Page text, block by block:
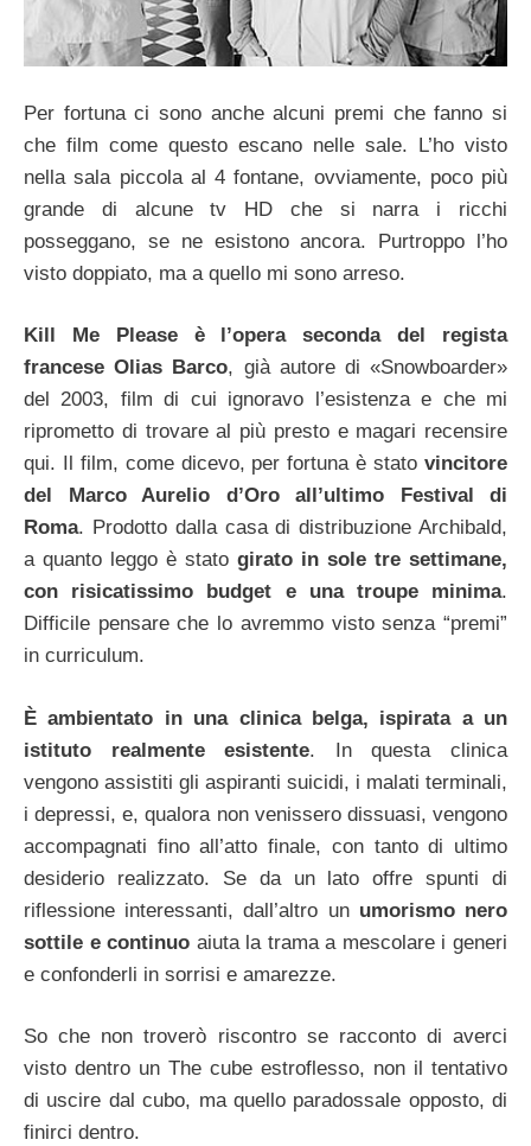
Per fortuna ci sono anche alcuni premi che fanno si
che film come questo escano nelle sale. L’ho visto
nella sala piccola al 4 fontane, ovviamente, poco più
grande di alcune tv HD che si narra i ricchi
posseggano, se ne esistono ancora. Purtroppo l’ho
visto doppiato, ma a quello mi sono arreso.
Kill Me Please è l’opera seconda del regista
francese Olias Barco, già autore di «Snowboarder»
del 2003, film di cui ignoravo l’esistenza e che mi
riprometto di trovare al più presto e magari recensire
qui. Il film, come dicevo, per fortuna è stato vincitore
del Marco Aurelio d’Oro all’ultimo Festival di
Roma. Prodotto dalla casa di distribuzione Archibald,
a quanto leggo è stato girato in sole tre settimane,
con risicatissimo budget e una troupe minima.
Difficile pensare che lo avremmo visto senza “premi”
in curriculum.
È ambientato in una clinica belga, ispirata a un
istituto realmente esistente. In questa clinica
vengono assistiti gli aspiranti suicidi, i malati terminali,
i depressi, e, qualora non venissero dissuasi, vengono
accompagnati fino all’atto finale, con tanto di ultimo
desiderio realizzato. Se da un lato offre spunti di
riflessione interessanti, dall’altro un umorismo nero
sottile e continuo aiuta la trama a mescolare i generi
e confonderli in sorrisi e amarezze.
So che non troverò riscontro se racconto di averci
visto dentro un The cube estroflesso, non il tentativo
di uscire dal cubo, ma quello paradossale opposto, di
finirci dentro.